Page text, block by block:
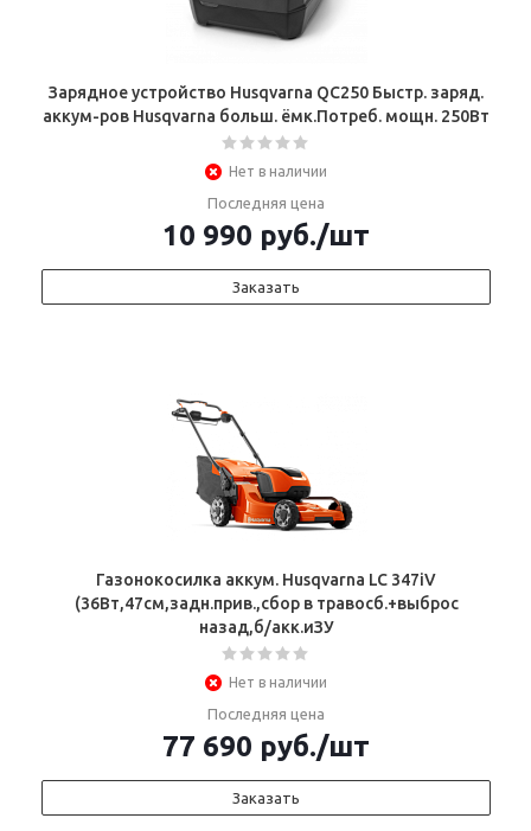
Зарядное устройство Husqvarna QC250 Быстр. заряд.
аккум-ров Husqvarna больш. ёмк.Потреб. мощн. 250Вт
Нет в наличии
Последняя цена
10 990 руб./шт
Заказать
Газонокосилка аккум. Husqvarna LC 347iV
(36Вт,47cм,задн.прив.,сбор в травосб.+выброс
назад,б/акк.иЗУ
Нет в наличии
Последняя цена
77 690 руб./шт
Заказать